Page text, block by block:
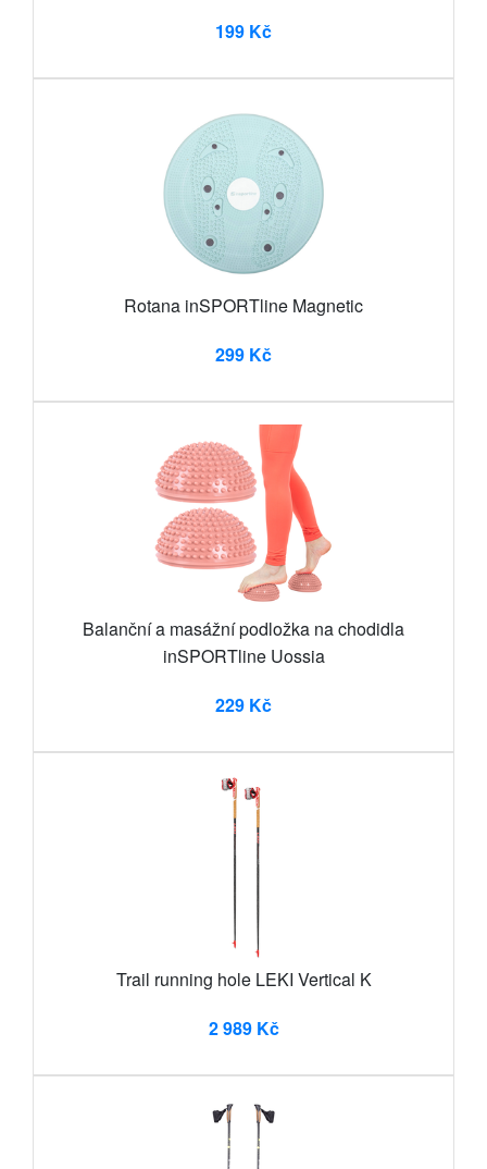
199 Kč
Rotana inSPORTline Magnetic
299 Kč
Balanční a masážní podložka na chodidla
inSPORTline Uossia
229 Kč
Trail running hole LEKI Vertical K
2 989 Kč